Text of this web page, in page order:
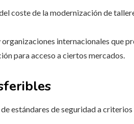
coste de la modernización de
internacionales que
para acceso a ciertos mercados.
estándares de seguridad a criterios